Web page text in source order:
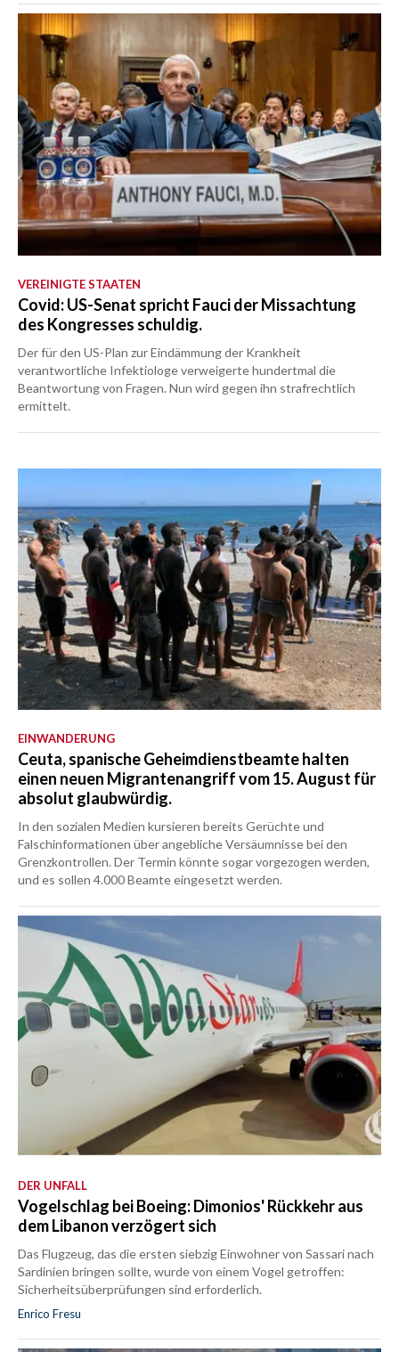
VEREINIGTE STAATEN
Covid: US-Senat spricht Fauci der Missachtung
des Kongresses schuldig.
Der für den US-Plan zur Eindämmung der Krankheit
verantwortliche Infektiologe verweigerte hundertmal die
Beantwortung von Fragen. Nun wird gegen ihn strafrechtlich
ermittelt.
EINWANDERUNG
Ceuta, spanische Geheimdienstbeamte halten
einen neuen Migrantenangriff vom 15. August für
absolut glaubwürdig.
In den sozialen Medien kursieren bereits Gerüchte und
Falschinformationen über angebliche Versäumnisse bei den
Grenzkontrollen. Der Termin könnte sogar vorgezogen werden,
und es sollen 4.000 Beamte eingesetzt werden.
DER UNFALL
Vogelschlag bei Boeing: Dimonios' Rückkehr aus
dem Libanon verzögert sich
Das Flugzeug, das die ersten siebzig Einwohner von Sassari nach
Sardinien bringen sollte, wurde von einem Vogel getroffen:
Sicherheitsüberprüfungen sind erforderlich.
Enrico Fresu